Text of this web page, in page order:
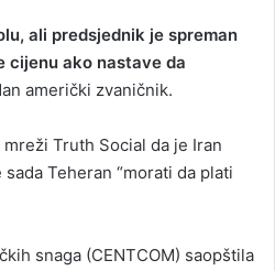
ali predsjednik je spreman
cijenu ako nastave da
američki zvaničnik.
Truth Social da je Iran
Teheran “morati da plati
snaga (CENTCOM) saopštila